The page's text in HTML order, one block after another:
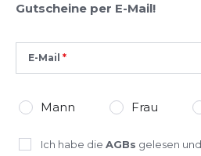
Gutscheine per E-Mail!
E-Mail
Mann Frau
Ich habe die AGBs gelesen